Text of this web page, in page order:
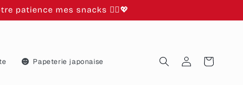
patience mes snacks 🙂‍↕️💖
Papeterie japonaise ConnexionPanier